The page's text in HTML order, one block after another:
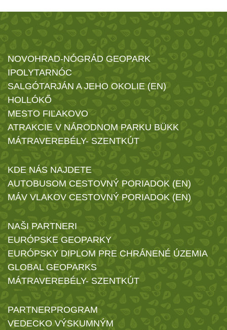
NOVOHRAD-NÓGRÁD GEOPARK
IPOLYTARNÓC
SALGÓTARJÁN A JEHO OKOLIE (EN)
HOLLÓKŐ
MESTO FIĽAKOVO
ATRAKCIE V NÁRODNOM PARKU BÜKK
MÁTRAVEREBÉLY- SZENTKÚT
KDE NÁS NAJDETE
AUTOBUSOM CESTOVNÝ PORIADOK (EN)
MÁV VLAKOV CESTOVNÝ PORIADOK (EN)
NAŠI PARTNERI
EURÓPSKE GEOPARKY
EURÓPSKY DIPLOM PRE CHRÁNENÉ ÚZEMIA
GLOBAL GEOPARKS
MÁTRAVEREBÉLY- SZENTKÚT
PARTNERPROGRAM
VEDECKO VÝSKUMNÝM